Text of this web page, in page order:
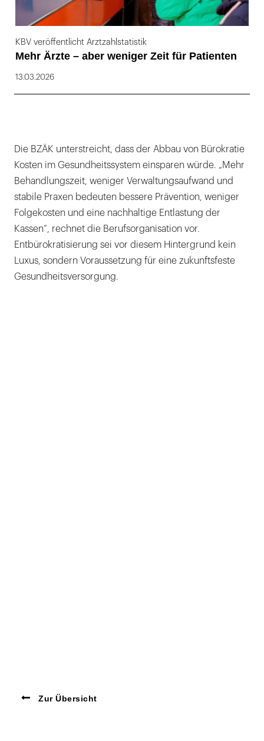
KBV veröffentlicht Arztzahlstatistik
Mehr Ärzte – aber weniger Zeit für Patienten
13.03.2026
Die BZÄK unterstreicht, dass der Abbau von Bürokratie
Kosten im Gesundheitssystem einsparen würde. „Mehr
Behandlungszeit, weniger Verwaltungsaufwand und
stabile Praxen bedeuten bessere Prävention, weniger
Folgekosten und eine nachhaltige Entlastung der
Kassen“, rechnet die Berufsorganisation vor.
Entbürokratisierung sei vor diesem Hintergrund kein
Luxus, sondern Voraussetzung für eine zukunftsfeste
Gesundheitsversorgung.
Zur Übersicht